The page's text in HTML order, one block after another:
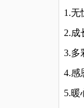
1.无
2.成
3.多
4.感
5.暖